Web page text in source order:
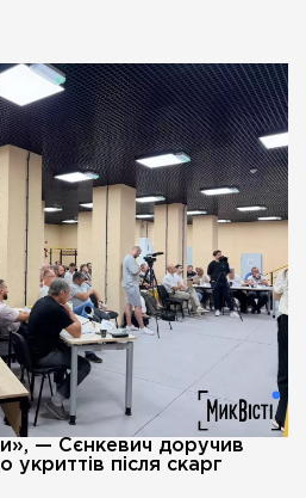
— Сєнкевич доручив
укриттів після скарг